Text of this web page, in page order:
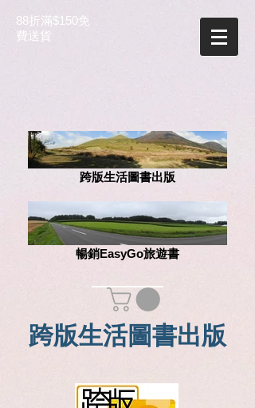
88折滿$150免
費送貨
跨版生活圖書出版
暢銷EasyGo旅遊書
跨版生活圖書出版